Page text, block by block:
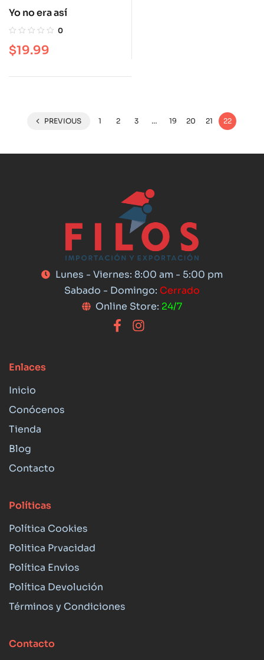
Yo no era así
0
$19.99
PREVIOUS 1 2 3 … 19 20 21 22
Lunes - Viernes: 8:00 am - 5:00 pm
Sabado - Domingo: Cerrado
Online Store: 24/7
Enlaces
Inicio
Conócenos
Tienda
Blog
Contacto
Políticas
Política Cookies
Politica Prvacidad
Política Envios
Política Devolución
Términos y Condiciones
Contacto